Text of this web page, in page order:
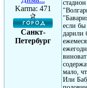
Karma: 471
Санкт-
Петербург
если бы
дарили
мало,
Или